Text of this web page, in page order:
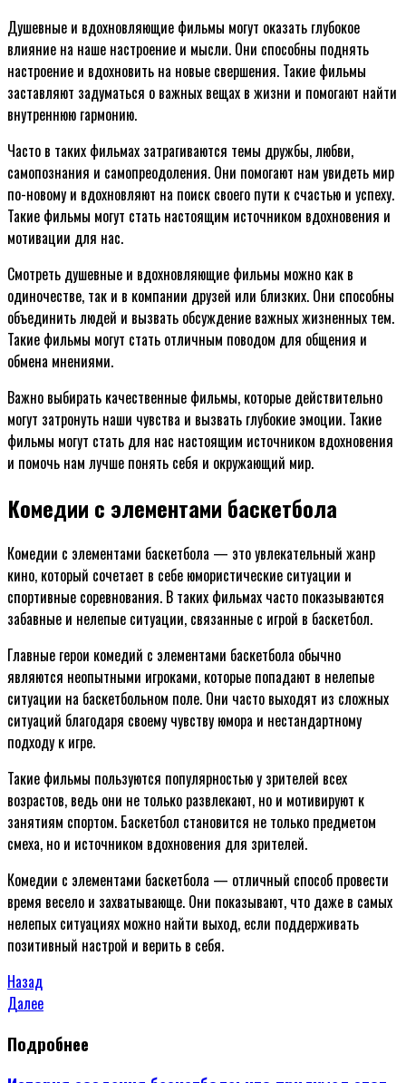
Душевные и вдохновляющие фильмы могут оказать глубокое
влияние на наше настроение и мысли. Они способны поднять
настроение и вдохновить на новые свершения. Такие фильмы
заставляют задуматься о важных вещах в жизни и помогают найти
внутреннюю гармонию.
Часто в таких фильмах затрагиваются темы дружбы, любви,
самопознания и самопреодоления. Они помогают нам увидеть мир
по-новому и вдохновляют на поиск своего пути к счастью и успеху.
Такие фильмы могут стать настоящим источником вдохновения и
мотивации для нас.
Смотреть душевные и вдохновляющие фильмы можно как в
одиночестве, так и в компании друзей или близких. Они способны
объединить людей и вызвать обсуждение важных жизненных тем.
Такие фильмы могут стать отличным поводом для общения и
обмена мнениями.
Важно выбирать качественные фильмы, которые действительно
могут затронуть наши чувства и вызвать глубокие эмоции. Такие
фильмы могут стать для нас настоящим источником вдохновения
и помочь нам лучше понять себя и окружающий мир.
Комедии с элементами баскетбола
Комедии с элементами баскетбола — это увлекательный жанр
кино, который сочетает в себе юмористические ситуации и
спортивные соревнования. В таких фильмах часто показываются
забавные и нелепые ситуации, связанные с игрой в баскетбол.
Главные герои комедий с элементами баскетбола обычно
являются неопытными игроками, которые попадают в нелепые
ситуации на баскетбольном поле. Они часто выходят из сложных
ситуаций благодаря своему чувству юмора и нестандартному
подходу к игре.
Такие фильмы пользуются популярностью у зрителей всех
возрастов, ведь они не только развлекают, но и мотивируют к
занятиям спортом. Баскетбол становится не только предметом
смеха, но и источником вдохновения для зрителей.
Комедии с элементами баскетбола — отличный способ провести
время весело и захватывающе. Они показывают, что даже в самых
нелепых ситуациях можно найти выход, если поддерживать
позитивный настрой и верить в себя.
Навигация
по
записям
Предыдущая
запись
Назад
Следующая
Далее
Подробнее